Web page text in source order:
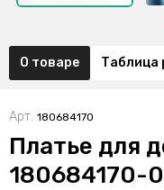
О товаре Таблица
Арт. 180684170
Платье для
180684170-